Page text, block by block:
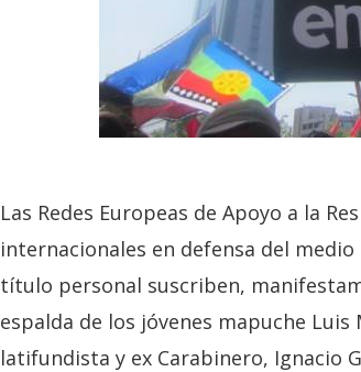
Las Redes Europeas de Apoyo a la
internacionales en defensa del
título personal suscriben,
espalda de los jóvenes mapuche
latifundista y ex Carabinero, Ignacio